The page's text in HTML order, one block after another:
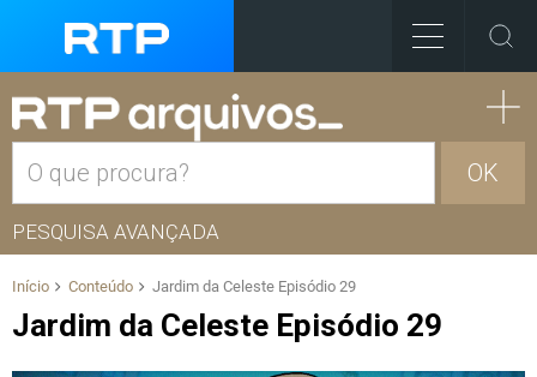
OK
PESQUISA AVANÇADA
Início Conteúdo Jardim da Celeste Episódio 29
Jardim da Celeste Episódio 29